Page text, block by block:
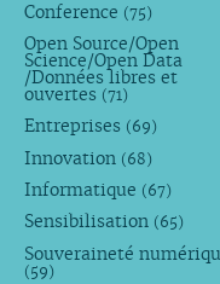
Conference (75)
Open Source/Open
Science/Open Data
/Données libres et
ouvertes (71)
Entreprises (69)
Innovation (68)
Informatique (67)
Sensibilisation (65)
Souveraineté
(59)